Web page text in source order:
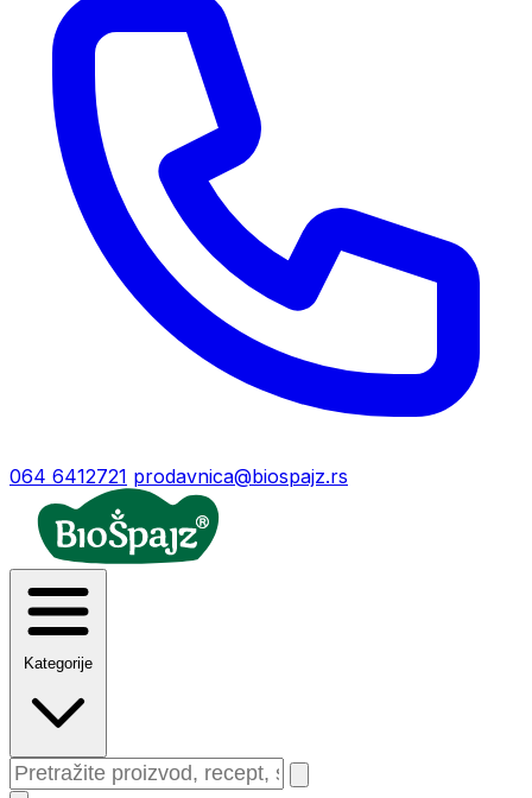
064 6412721 prodavnica@biospajz.rs
Kategorije